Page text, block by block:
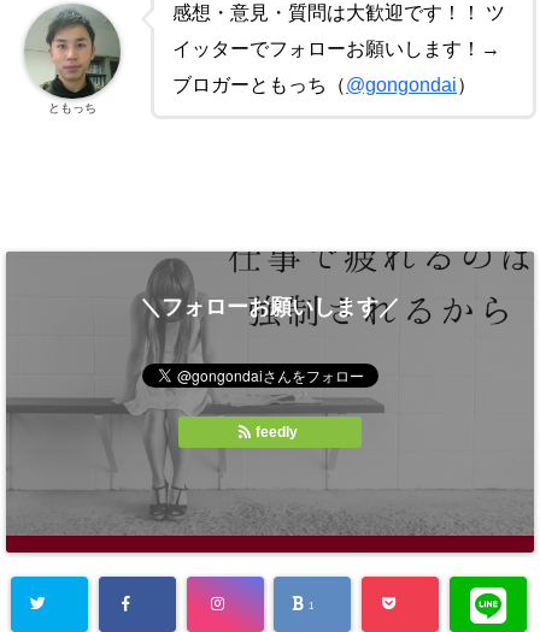
感想・意見・質問は大歓迎です！！ ツ
イッターでフォローお願いします！→
ブロガーともっち（@gongondai）
ともっち
＼フォローお願いします／
feedly
1